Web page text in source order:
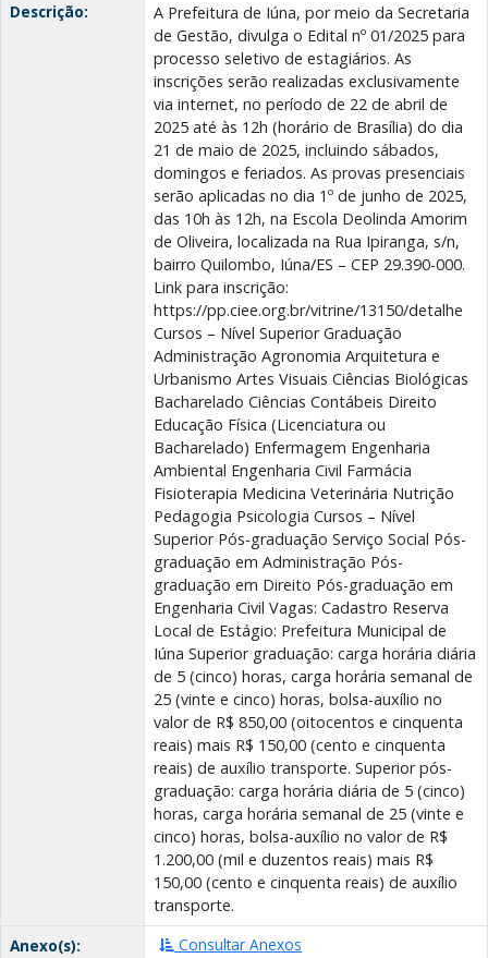
Descrição:
A Prefeitura de Iúna, por meio da Secretaria
de Gestão, divulga o Edital nº 01/2025 para
processo seletivo de estagiários. As
inscrições serão realizadas exclusivamente
via internet, no período de 22 de abril de
2025 até às 12h (horário de Brasília) do dia
21 de maio de 2025, incluindo sábados,
domingos e feriados. As provas presenciais
serão aplicadas no dia 1º de junho de 2025,
das 10h às 12h, na Escola Deolinda Amorim
de Oliveira, localizada na Rua Ipiranga, s/n,
bairro Quilombo, Iúna/ES – CEP 29.390-000.
Link para inscrição:
https://pp.ciee.org.br/vitrine/13150/detalhe
Cursos – Nível Superior Graduação
Administração Agronomia Arquitetura e
Urbanismo Artes Visuais Ciências Biológicas
Bacharelado Ciências Contábeis Direito
Educação Física (Licenciatura ou
Bacharelado) Enfermagem Engenharia
Ambiental Engenharia Civil Farmácia
Fisioterapia Medicina Veterinária Nutrição
Pedagogia Psicologia Cursos – Nível
Superior Pós-graduação Serviço Social Pós-
graduação em Administração Pós-
graduação em Direito Pós-graduação em
Engenharia Civil Vagas: Cadastro Reserva
Local de Estágio: Prefeitura Municipal de
Iúna Superior graduação: carga horária diária
de 5 (cinco) horas, carga horária semanal de
25 (vinte e cinco) horas, bolsa-auxílio no
valor de R$ 850,00 (oitocentos e cinquenta
reais) mais R$ 150,00 (cento e cinquenta
reais) de auxílio transporte. Superior pós-
graduação: carga horária diária de 5 (cinco)
horas, carga horária semanal de 25 (vinte e
cinco) horas, bolsa-auxílio no valor de R$
1.200,00 (mil e duzentos reais) mais R$
150,00 (cento e cinquenta reais) de auxílio
transporte.
Anexo(s):
Consultar Anexos